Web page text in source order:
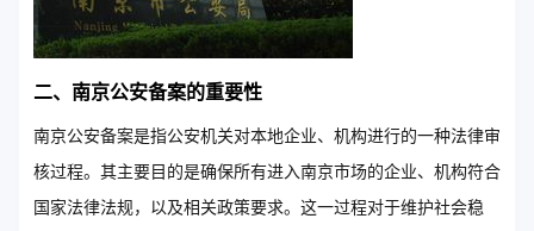
二、南京公安备案的重要性
南京公安备案是指公安机关对本地企业、机构进行的一种法律审
核过程。其主要目的是确保所有进入南京市场的企业、机构符合
国家法律法规，以及相关政策要求。这一过程对于维护社会稳